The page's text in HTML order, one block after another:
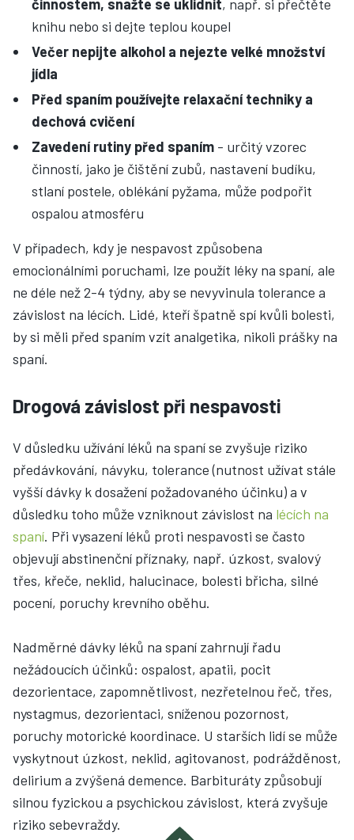
činnostem, snažte se uklidnit, např. si přečtěte
knihu nebo si dejte teplou koupel
Večer nepijte alkohol a nejezte velké množství
jídla
Před spaním používejte relaxační techniky a
dechová cvičení
Zavedení rutiny před spaním - určitý vzorec
činností, jako je čištění zubů, nastavení budíku,
stlaní postele, oblékání pyžama, může podpořit
ospalou atmosféru
V případech, kdy je nespavost způsobena
emocionálními poruchami, lze použít léky na spaní, ale
ne déle než 2-4 týdny, aby se nevyvinula tolerance a
závislost na lécích. Lidé, kteří špatně spí kvůli bolesti,
by si měli před spaním vzít analgetika, nikoli prášky na
spaní.
Drogová závislost při nespavosti
V důsledku užívání léků na spaní se zvyšuje riziko
předávkování, návyku, tolerance (nutnost užívat stále
vyšší dávky k dosažení požadovaného účinku) a v
důsledku toho může vzniknout závislost na lécích na
spaní. Při vysazení léků proti nespavosti se často
objevují abstinenční příznaky, např. úzkost, svalový
třes, křeče, neklid, halucinace, bolesti břicha, silné
pocení, poruchy krevního oběhu.
Nadměrné dávky léků na spaní zahrnují řadu
nežádoucích účinků: ospalost, apatii, pocit
dezorientace, zapomnětlivost, nezřetelnou řeč, třes,
nystagmus, dezorientaci, sníženou pozornost,
poruchy motorické koordinace. U starších lidí se může
vyskytnout úzkost, neklid, agitovanost, podrážděnost,
delirium a zvýšená demence. Barbituráty způsobují
silnou fyzickou a psychickou závislost, která zvyšuje
riziko sebevraždy.